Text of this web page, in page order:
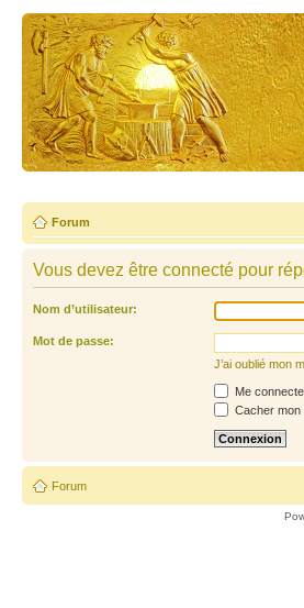
Forum
Vous devez être connecté pour
Nom d’utilisateur:
Mot de passe:
J’ai oublié mon
Me
Cacher mon
Forum